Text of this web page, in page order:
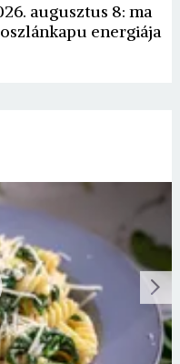
augusztus 8: ma
energiája